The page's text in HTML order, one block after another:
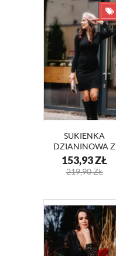
SUKIENKA
DZIANINOWA Z
DEKOLTEM KM08
153,93ZŁ
219,90ZŁ